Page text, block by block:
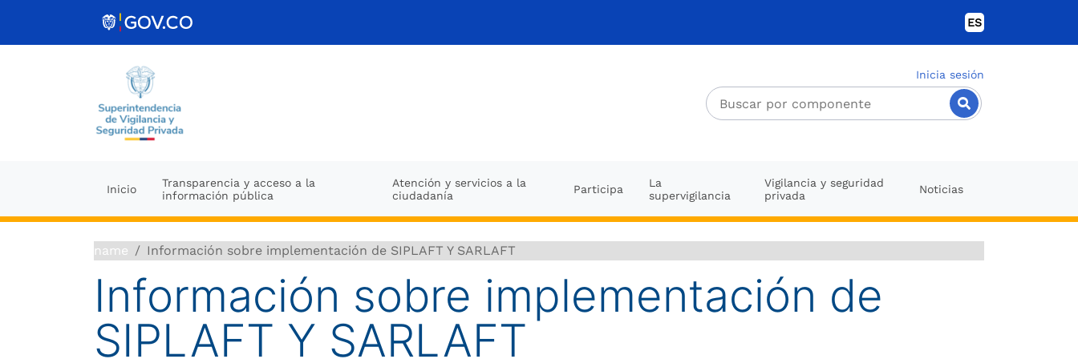
ES
Inicia sesión
Inicio
Transparencia y acceso a la
información pública
Atención y servicios a la
ciudadanía
Participa
La
supervigilancia
Vigilancia y seguridad
privada
Noticias
name Información sobre implementación de SIPLAFT Y SARLAFT
Información sobre implementación de
SIPLAFT Y SARLAFT